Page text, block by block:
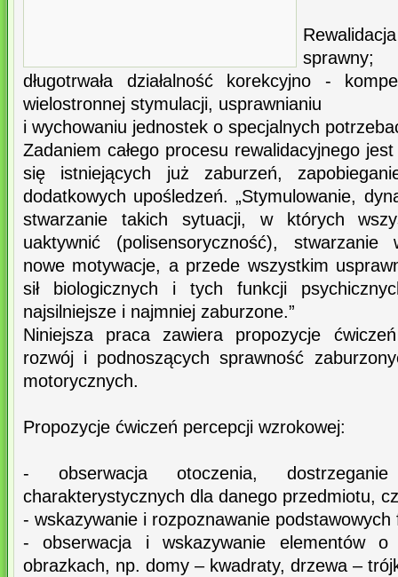
długotrwała działalność korekcyjno -
wielostronnej stymulacji, usprawnianiu
i wychowaniu jednostek o specjalnych
Zadaniem całego procesu rewalidacyjnego
się istniejących już zaburzeń,
dodatkowych upośledzeń. „Stymulowanie,
stwarzanie takich sytuacji, w których
uaktywnić (polisensoryczność), stwarzanie
nowe motywacje, a przede wszystkim
sił biologicznych i tych funkcji
najsilniejsze i najmniej zaburzone.”
Niniejsza praca zawiera propozycje
rozwój i podnoszących sprawność
motorycznych.
Propozycje ćwiczeń percepcji wzrokowej:
- obserwacja otoczenia,
charakterystycznych dla danego przedmiotu,
- wskazywanie i rozpoznawanie
- obserwacja i wskazywanie elementów o
obrazkach, np. domy – kwadraty, drzewa –